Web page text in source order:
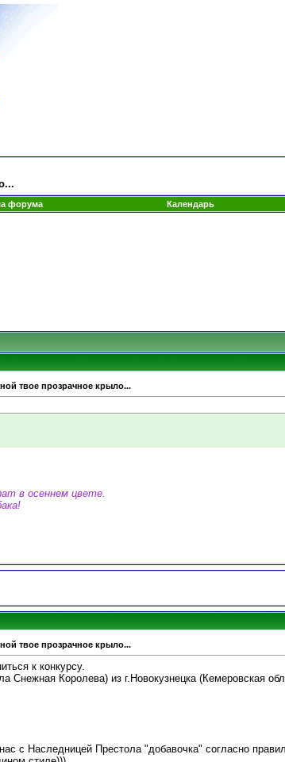
форума Календарь
твое прозрачное крыло...
в осеннем цвете.
твое прозрачное крыло...
к конкурсу.
Снежная Королева) из г.Новокузнецка (Кемеровская
с Наследницей Престола "добавочка" согласно